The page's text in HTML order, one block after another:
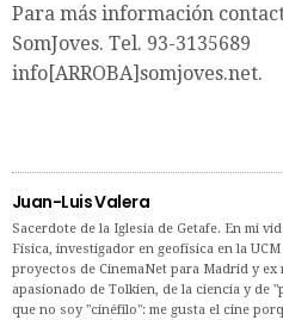
Para más información
SomJoves. Tel. 93-3135689
info[ARROBA]somjoves.net.
Juan-Luis Valera
Sacerdote de la Iglesia de Getafe. En mi
Física, investigador en geofísica en la
proyectos de CinemaNet para Madrid y
apasionado de Tolkien, de la ciencia y de
que no soy "cinéfilo": me gusta el cine